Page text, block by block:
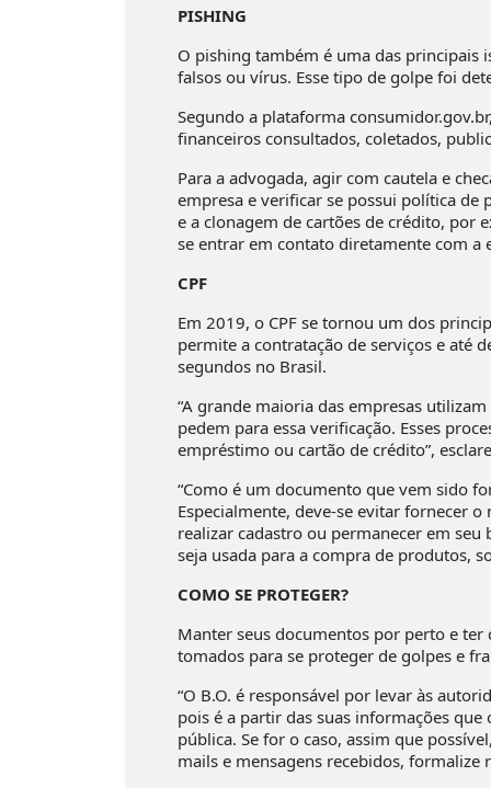
PISHING
O pishing também é uma das principais
falsos ou vírus. Esse tipo de golpe foi
Segundo a plataforma
financeiros consultados, coletados,
Para a advogada, agir com cautela e
empresa e verificar se possui política de
e a clonagem de cartões de crédito, por
se entrar em contato diretamente com a
CPF
Em 2019, o CPF se tornou um dos
permite a contratação de serviços e até
segundos no Brasil.
“A grande maioria das empresas
pedem para essa verificação. Esses
empréstimo ou cartão de crédito”,
“Como é um documento que vem sido
Especialmente, deve-se evitar fornecer
realizar cadastro ou permanecer em seu
seja usada para a compra de produtos,
COMO SE PROTEGER?
Manter seus documentos por perto e
tomados para se proteger de golpes e
“O B.O. é responsável por levar às
pois é a partir das suas informações
pública. Se for o caso, assim que
mails e mensagens recebidos, formalize